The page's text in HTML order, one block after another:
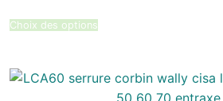
Choix des options